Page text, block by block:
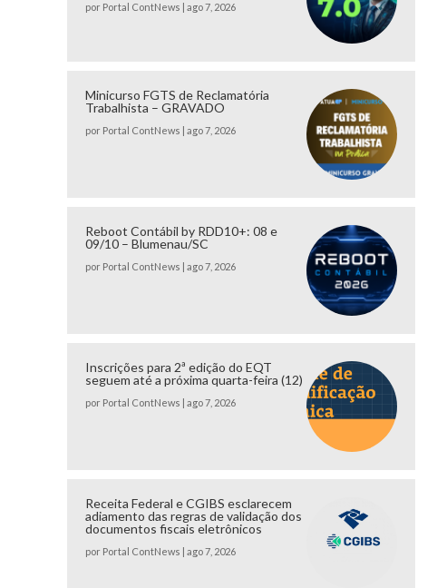
por Portal ContNews ago 7, 2026
Minicurso FGTS de Reclamatória
Trabalhista – GRAVADO
por Portal ContNews ago 7, 2026
Reboot Contábil by RDD10+: 08 e
09/10 – Blumenau/SC
por Portal ContNews ago 7, 2026
Inscrições para 2ª edição do EQT
seguem até a próxima quarta-feira (12)
por Portal ContNews ago 7, 2026
Receita Federal e CGIBS esclarecem
adiamento das regras de validação dos
documentos fiscais eletrônicos
por Portal ContNews ago 7, 2026